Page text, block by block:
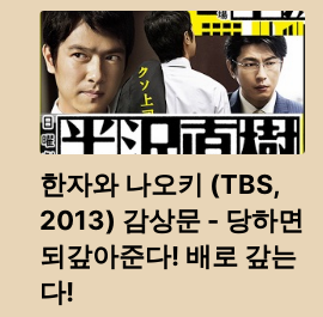
한자와 나오키 (TBS,
2013) 감상문 - 당하면
되갚아준다! 배로 갚는
다!